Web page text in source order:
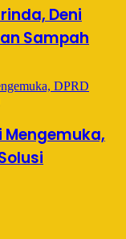
Deni
Sampah